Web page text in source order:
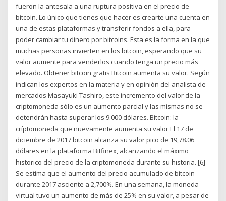
fueron la antesala a una ruptura positiva en el precio de
bitcoin. Lo único que tienes que hacer es crearte una cuenta en
una de estas plataformas y transferir fondos a ella, para
poder cambiar tu dinero por bitcoins. Esta es la forma en la que
muchas personas invierten en los bitcoin, esperando que su
valor aumente para venderlos cuando tenga un precio más
elevado. Obtener bitcoin gratis Bitcoin aumenta su valor. Según
indican los expertos en la materia y en opinión del analista de
mercados Masayuki Tashiro, este incremento del valor de la
criptomoneda sólo es un aumento parcial y las mismas no se
detendrán hasta superar los 9.000 dólares. Bitcoin: la
críptomoneda que nuevamente aumenta su valor El 17 de
diciembre de 2017 bitcoin alcanza su valor pico de 19,78.06
dólares en la plataforma Bitfinex, alcanzando el máximo
historico del precio de la criptomoneda durante su historia. [6]
Se estima que el aumento del precio acumulado de bitcoin
durante 2017 asciente a 2,700%. En una semana, la moneda
virtual tuvo un aumento de más de 25% en su valor, a pesar de